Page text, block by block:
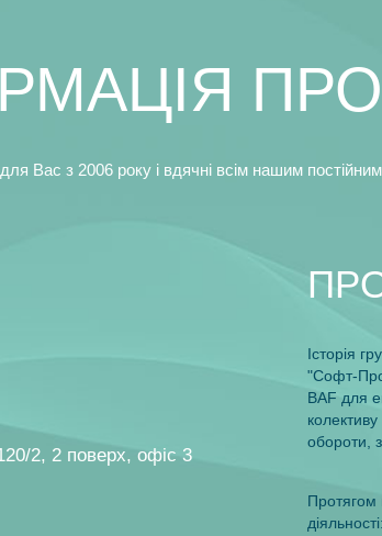
Вас з 2006 року i вдячнi всiм нашим
2, 2 поверх, офiс 3
Iсторiя
"Софт-
BAF для
обороти,
Протягом
дiяльностi: